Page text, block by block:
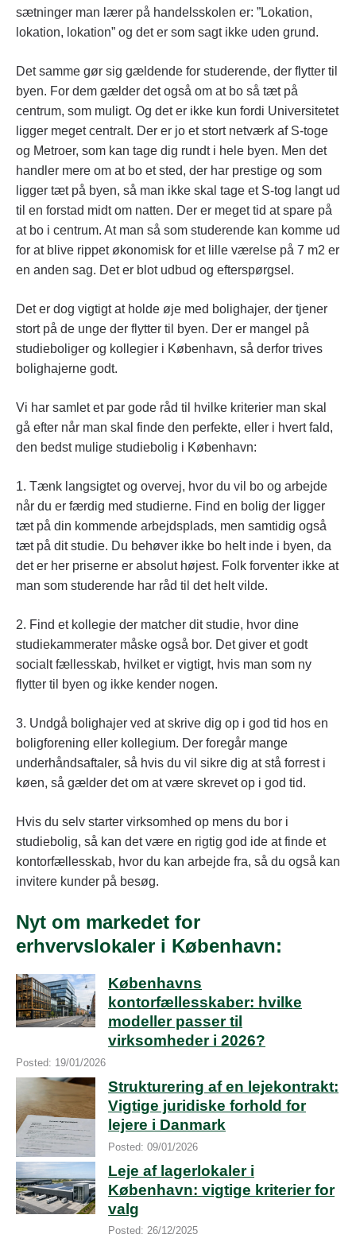
sætninger man lærer på handelsskolen er: ”Lokation,
lokation, lokation” og det er som sagt ikke uden grund.
Det samme gør sig gældende for studerende, der flytter til
byen. For dem gælder det også om at bo så tæt på
centrum, som muligt. Og det er ikke kun fordi Universitetet
ligger meget centralt. Der er jo et stort netværk af S-toge
og Metroer, som kan tage dig rundt i hele byen. Men det
handler mere om at bo et sted, der har prestige og som
ligger tæt på byen, så man ikke skal tage et S-tog langt ud
til en forstad midt om natten. Der er meget tid at spare på
at bo i centrum. At man så som studerende kan komme ud
for at blive rippet økonomisk for et lille værelse på 7 m2 er
en anden sag. Det er blot udbud og efterspørgsel.
Det er dog vigtigt at holde øje med bolighajer, der tjener
stort på de unge der flytter til byen. Der er mangel på
studieboliger og kollegier i København, så derfor trives
bolighajerne godt.
Vi har samlet et par gode råd til hvilke kriterier man skal
gå efter når man skal finde den perfekte, eller i hvert fald,
den bedst mulige studiebolig i København:
1. Tænk langsigtet og overvej, hvor du vil bo og arbejde
når du er færdig med studierne. Find en bolig der ligger
tæt på din kommende arbejdsplads, men samtidig også
tæt på dit studie. Du behøver ikke bo helt inde i byen, da
det er her priserne er absolut højest. Folk forventer ikke at
man som studerende har råd til det helt vilde.
2. Find et kollegie der matcher dit studie, hvor dine
studiekammerater måske også bor. Det giver et godt
socialt fællesskab, hvilket er vigtigt, hvis man som ny
flytter til byen og ikke kender nogen.
3. Undgå bolighajer ved at skrive dig op i god tid hos en
boligforening eller kollegium. Der foregår mange
underhåndsaftaler, så hvis du vil sikre dig at stå forrest i
køen, så gælder det om at være skrevet op i god tid.
Hvis du selv starter virksomhed op mens du bor i
studiebolig, så kan det være en rigtig god ide at finde et
kontorfællesskab, hvor du kan arbejde fra, så du også kan
invitere kunder på besøg.
Nyt om markedet for
erhvervslokaler i København:
Københavns
kontorfællesskaber: hvilke
modeller passer til
virksomheder i 2026?
Posted: 19/01/2026
Strukturering af en lejekontrakt:
Vigtige juridiske forhold for
lejere i Danmark
Posted: 09/01/2026
Leje af lagerlokaler i
København: vigtige kriterier for
valg
Posted: 26/12/2025